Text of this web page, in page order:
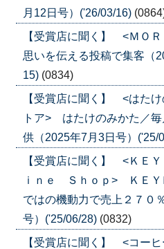
月12日号）('26/03/16)
【受賞店に聞く】 <ＭＯ
思いを伝える投稿で集客（
15) (0834)
【受賞店に聞く】 <はた
トア> はたけのみかた／
供（2025年7月3日号）('25/
【受賞店に聞く】 <ＫＥ
ｉｎｅ Ｓｈｏｐ> ＫＥＹ
ではの機動力で売上２７０
号）('25/06/28) (0832)
【受賞店に聞く】 <コー